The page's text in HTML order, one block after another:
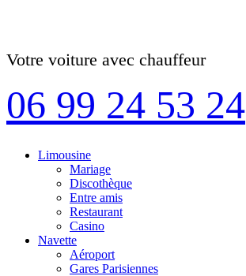
Votre voiture avec chauffeur
06 99 24 53 24
Limousine
Mariage
Discothèque
Entre amis
Restaurant
Casino
Navette
Aéroport
Gares Parisiennes